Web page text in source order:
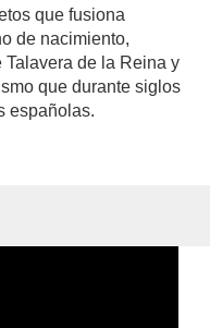
que fusiona
de nacimiento,
de la Reina y
que durante siglos
españolas.
author/carmen-